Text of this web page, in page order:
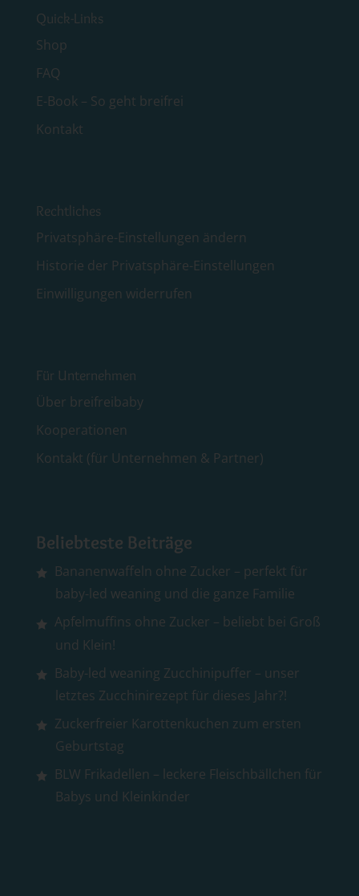
Quick-Links
Shop
FAQ
E-Book – So geht breifrei
Kontakt
Rechtliches
Privatsphäre-Einstellungen ändern
Historie der Privatsphäre-Einstellungen
Einwilligungen widerrufen
Für Unternehmen
Über breifreibaby
Kooperationen
Kontakt (für Unternehmen & Partner)
Beliebteste Beiträge
Bananenwaffeln ohne Zucker – perfekt für
baby-led weaning und die ganze Familie
Apfelmuffins ohne Zucker – beliebt bei Groß
und Klein!
Baby-led weaning Zucchinipuffer – unser
letztes Zucchinirezept für dieses Jahr?!
Zuckerfreier Karottenkuchen zum ersten
Geburtstag
BLW Frikadellen – leckere Fleischbällchen für
Babys und Kleinkinder